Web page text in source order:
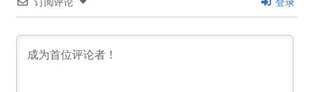
订阅评论 登录